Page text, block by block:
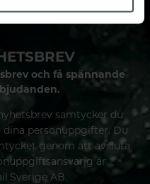
och få spännande
samtycker du
personuppgifter. Du
genom att avsluta
är
Sverige AB.